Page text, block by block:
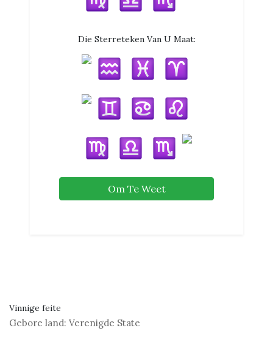
Die Sterreteken Van U Maat:
Om Te Weet
Vinnige feite
Gebore land: Verenigde State